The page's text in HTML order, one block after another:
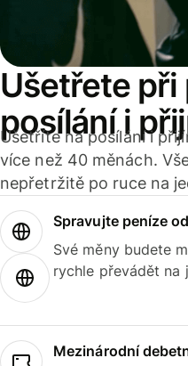
Ušetřete při
posílání i
Ušetříte na posílání i
více než 40 měnách.
nepřetržitě po ruce na
Spravujte peníze
Své měny budete
rychle převádět na
Mezinárodní